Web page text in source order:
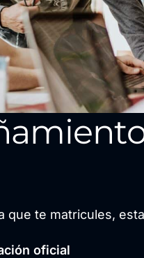
que te matricules,
oficial